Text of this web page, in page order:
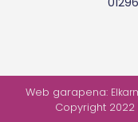
Web garapena:
Copyright 2022